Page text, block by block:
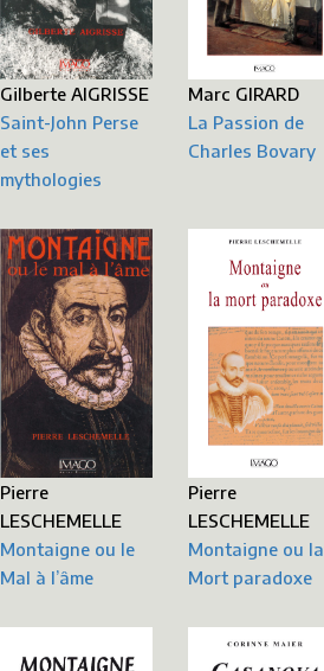
Gilberte AIGRISSE
Saint-John Perse
et ses
mythologies
Marc GIRARD
La Passion de
Charles Bovary
Pierre
LESCHEMELLE
Montaigne ou le
Mal à l’âme
Pierre
LESCHEMELLE
Montaigne ou la
Mort paradoxe